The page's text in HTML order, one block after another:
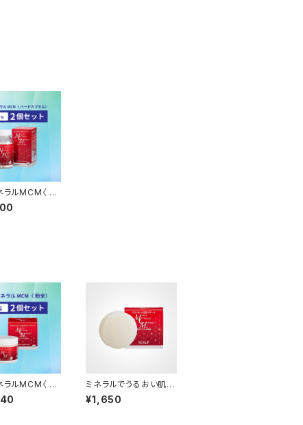
ラルMCM〈 ハ
ル 〉2個セッ
ラルMCM〈 粉
2個セット
ミネラルでうるおい肌
「MCMミネラルソープ」
¥1,650